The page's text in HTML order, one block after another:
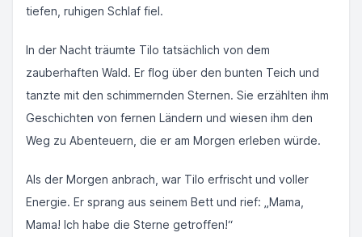
tiefen, ruhigen Schlaf fiel.
In der Nacht träumte Tilo tatsächlich von dem
zauberhaften Wald. Er flog über den bunten Teich und
tanzte mit den schimmernden Sternen. Sie erzählten ihm
Geschichten von fernen Ländern und wiesen ihm den
Weg zu Abenteuern, die er am Morgen erleben würde.
Als der Morgen anbrach, war Tilo erfrischt und voller
Energie. Er sprang aus seinem Bett und rief: „Mama,
Mama! Ich habe die Sterne getroffen!“